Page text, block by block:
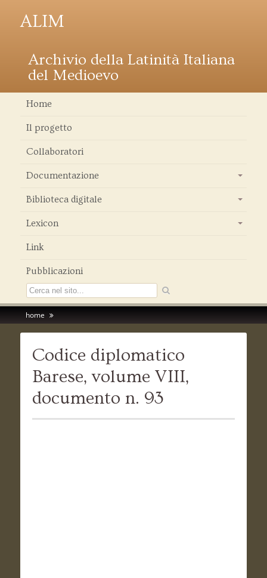
ALIM
Archivio della Latinità Italiana
del Medioevo
Home
Il progetto
Collaboratori
Documentazione
Biblioteca digitale
Lexicon
Link
Pubblicazioni
home
Codice diplomatico
Barese, volume VIII,
documento n. 93